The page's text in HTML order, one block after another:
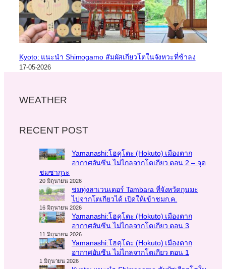
Kyoto: แนะนำ Shimogamo สัมผัสเกียวโตในจังหวะที่ช้าลง
17-05-2026
WEATHER
RECENT POST
Yamanashi:โฮคุโตะ (Hokuto) เมืองตาก
อากาศอันซีน ไม่ไกลจากโตเกียว ตอน 2 – จุด
ชมซากุระ
20 มิถุนายน 2026
ชมทุ่งลาเวนเดอร์ Tambara ที่จังหวัดกุนมะ
ไปจากโตเกียวได้ เปิดให้เข้าชมก.ค.
16 มิถุนายน 2026
Yamanashi:โฮคุโตะ (Hokuto) เมืองตาก
อากาศอันซีน ไม่ไกลจากโตเกียว ตอน 3
11 มิถุนายน 2026
Yamanashi:โฮคุโตะ (Hokuto) เมืองตาก
อากาศอันซีน ไม่ไกลจากโตเกียว ตอน 1
1 มิถุนายน 2026